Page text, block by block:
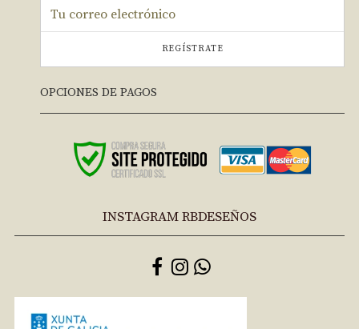
REGÍSTRATE
OPCIONES DE PAGOS
INSTAGRAM RBDESEÑOS